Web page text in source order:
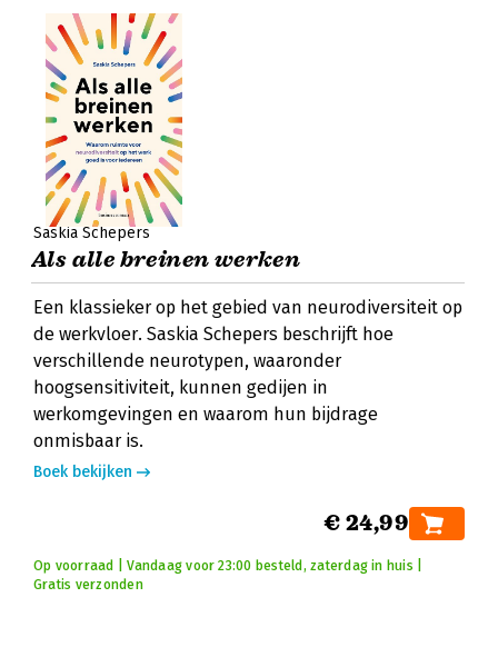
Saskia Schepers
Als alle breinen werken
Een klassieker op het gebied van neurodiversiteit op
de werkvloer. Saskia Schepers beschrijft hoe
verschillende neurotypen, waaronder
hoogsensitiviteit, kunnen gedijen in
werkomgevingen en waarom hun bijdrage
onmisbaar is.
Boek bekijken
€ 24,99
Op voorraad | Vandaag voor 23:00 besteld, zaterdag in huis |
Gratis verzonden